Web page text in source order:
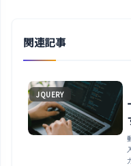
関連記事
JQUERY